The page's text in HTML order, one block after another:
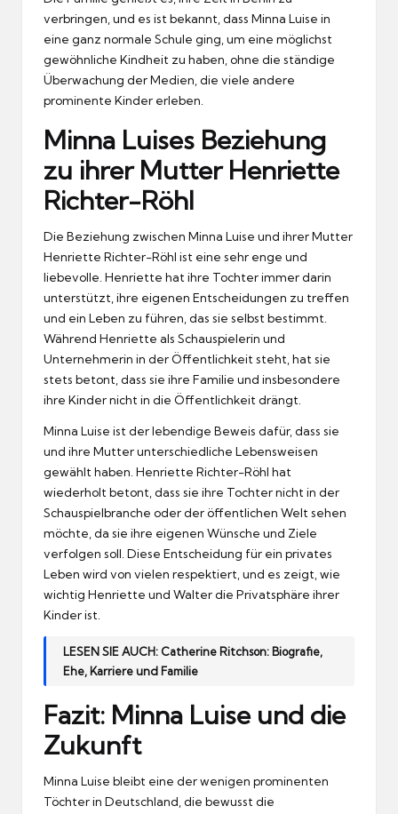
verbringen, und es ist bekannt, dass Minna Luise in
eine ganz normale Schule ging, um eine möglichst
gewöhnliche Kindheit zu haben, ohne die ständige
Überwachung der Medien, die viele andere
prominente Kinder erleben.
Minna Luises Beziehung
zu ihrer Mutter Henriette
Richter-Röhl
Die Beziehung zwischen Minna Luise und ihrer Mutter
Henriette Richter-Röhl ist eine sehr enge und
liebevolle. Henriette hat ihre Tochter immer darin
unterstützt, ihre eigenen Entscheidungen zu treffen
und ein Leben zu führen, das sie selbst bestimmt.
Während Henriette als Schauspielerin und
Unternehmerin in der Öffentlichkeit steht, hat sie
stets betont, dass sie ihre Familie und insbesondere
ihre Kinder nicht in die Öffentlichkeit drängt.
Minna Luise ist der lebendige Beweis dafür, dass sie
und ihre Mutter unterschiedliche Lebensweisen
gewählt haben. Henriette Richter-Röhl hat
wiederholt betont, dass sie ihre Tochter nicht in der
Schauspielbranche oder der öffentlichen Welt sehen
möchte, da sie ihre eigenen Wünsche und Ziele
verfolgen soll. Diese Entscheidung für ein privates
Leben wird von vielen respektiert, und es zeigt, wie
wichtig Henriette und Walter die Privatsphäre ihrer
Kinder ist.
LESEN SIE AUCH: Catherine Ritchson: Biografie,
Ehe, Karriere und Familie
Fazit: Minna Luise und die
Zukunft
Minna Luise bleibt eine der wenigen prominenten
Töchter in Deutschland, die bewusst die